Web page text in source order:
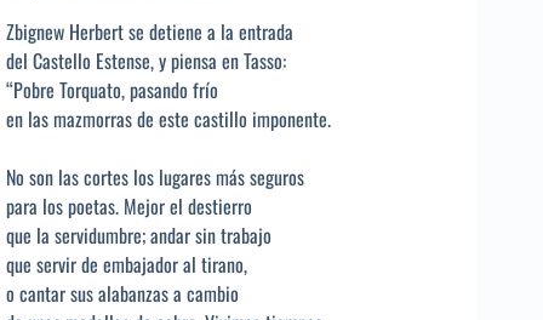
Zbignew Herbert se detiene a la entrada
del Castello Estense, y piensa en Tasso:
“Pobre Torquato, pasando frío
en las mazmorras de este castillo imponente.
No son las cortes los lugares más seguros
para los poetas. Mejor el destierro
que la servidumbre; andar sin trabajo
que servir de embajador al tirano,
o cantar sus alabanzas a cambio